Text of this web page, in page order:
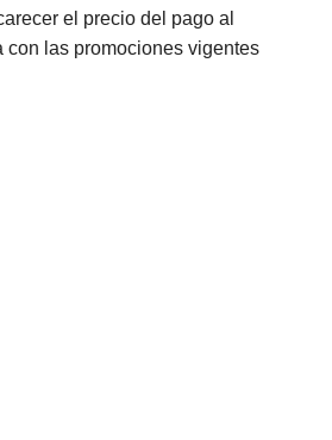
el precio del pago al
con las promociones vigentes